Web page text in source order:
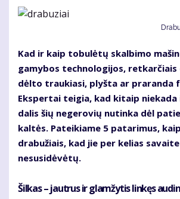
Kad ir kaip tobulėtų skalbimo
gamybos technologijos, retkarčiais
dėlto traukiasi, plyšta ar praranda
Ekspertai teigia, kad kitaip niekada
dalis šių negerovių nutinka dėl
kaltės. Pateikiame 5 patarimus,
drabužiais, kad jie per kelias
nesusidėvėtų.
Šilkas – jautrus ir glamžytis linkęs